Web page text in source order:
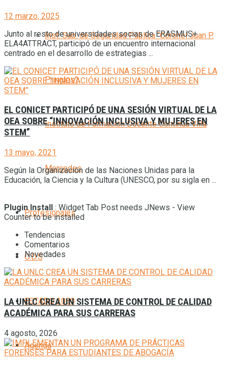
Inst. Sup. de Seguridad Pública “Coronel Juan P.
Pringles”
Instituto de Formación Docente Continua Villa
Mercedes
Profesionales
O.D.S
ESTADO 2030
Agenda
12 marzo, 2025
Junto al resto de universidades socias de ERASMUS+
ELA4ATTRACT, participó de un encuentro internacional
centrado en el desarrollo de estrategias ...
EL CONICET PARTICIPÓ DE UNA SESIÓN VIRTUAL DE LA
OEA SOBRE “INNOVACIÓN INCLUSIVA Y MUJERES EN
STEM”
13 mayo, 2021
Según la Organización de las Naciones Unidas para la
Educación, la Ciencia y la Cultura (UNESCO, por su sigla en ...
Plugin Install : Widget Tab Post needs JNews - View
Counter to be installed
Tendencias
Comentarios
Novedades
LA UNLC CREA UN SISTEMA DE CONTROL DE CALIDAD
ACADÉMICA PARA SUS CARRERAS
4 agosto, 2026